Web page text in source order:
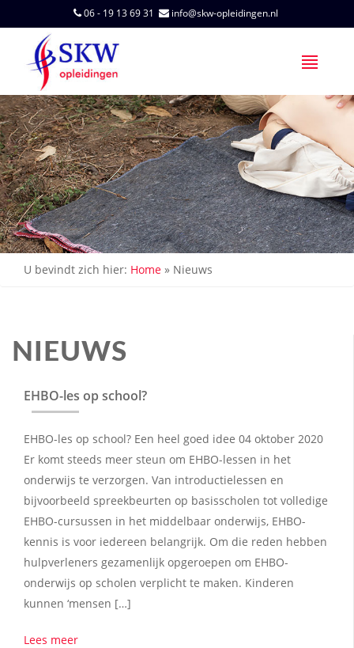
06 - 19 13 69 31 info@skw-opleidingen.nl
U bevindt zich hier: Home » Nieuws
NIEUWS
EHBO-les op school?
EHBO-les op school? Een heel goed idee 04 oktober 2020
Er komt steeds meer steun om EHBO-lessen in het
onderwijs te verzorgen. Van introductielessen en
bijvoorbeeld spreekbeurten op basisscholen tot volledige
EHBO-cursussen in het middelbaar onderwijs, EHBO-
kennis is voor iedereen belangrijk. Om die reden hebben
hulpverleners gezamenlijk opgeroepen om EHBO-
onderwijs op scholen verplicht te maken. Kinderen
kunnen ‘mensen […]
Lees meer